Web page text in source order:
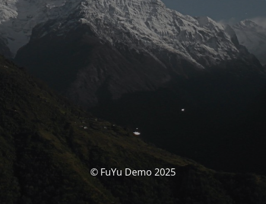
© FuYu Demo 2025